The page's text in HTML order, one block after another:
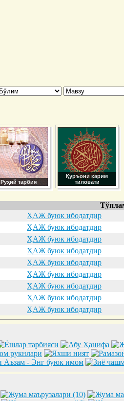
Руҳий тарбия
Қуръони карим
тиловати
ҲАЖ буюк ибодатдир
ҲАЖ буюк ибодатдир
ҲАЖ буюк ибодатдир
ҲАЖ буюк ибодатдир
ҲАЖ буюк ибодатдир
ҲАЖ буюк ибодатдир
ҲАЖ буюк ибодатдир
ҲАЖ буюк ибодатдир
ҲАЖ буюк ибодатдир